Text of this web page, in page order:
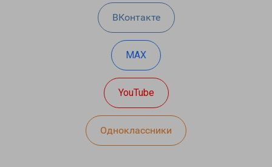
ВКонтакте
MAX
YouTube
Одноклассники